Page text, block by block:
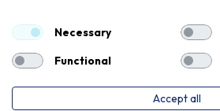
Accettiamo
Necessary
Functional
Accept all